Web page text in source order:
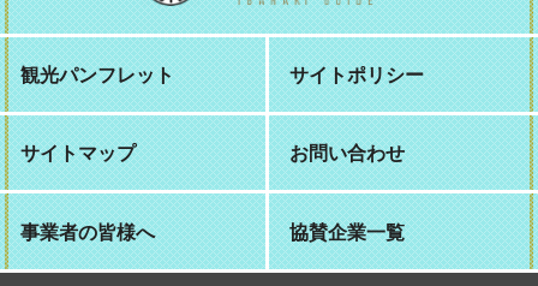
観光パンフレット サイトポリシー
サイトマップ お問い合わせ
事業者の皆様へ 協賛企業一覧